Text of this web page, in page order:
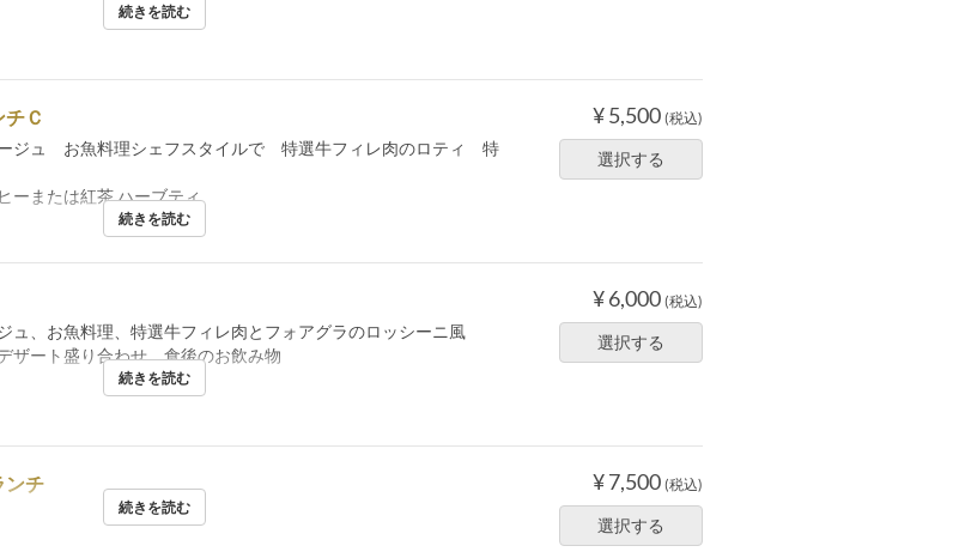
続きを読む
¥ 5,500 (税込)
選択する
Ｃ
ジュ お魚料理シェフスタイルで 特選牛フィレ肉のロティ 特
または紅茶,ハーブティ
続きを読む
¥ 6,000 (税込)
選択する
ュ、お魚料理、特選牛フィレ肉とフォアグラのロッシーニ風
ザート盛り合わせ、食後のお飲み物
続きを読む
¥ 7,500 (税込)
選択する
ンチ
続きを読む